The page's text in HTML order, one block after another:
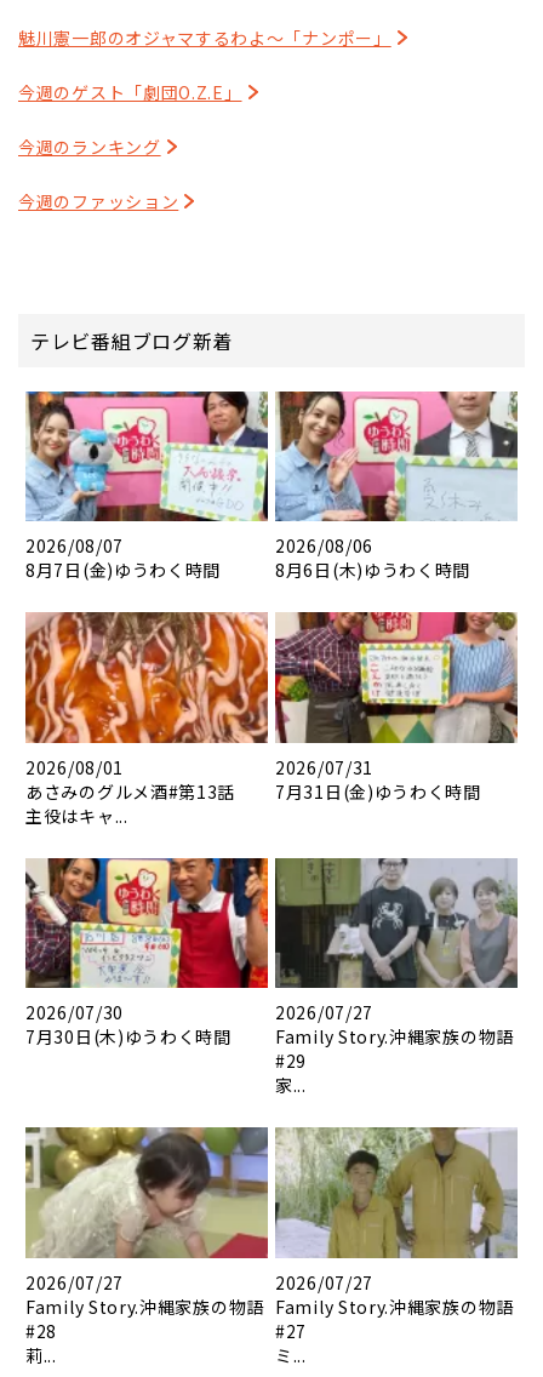
魅川憲一郎のオジャマするわよ～「ナンポー」
今週のゲスト「劇団O.Z.E」
今週のランキング
今週のファッション
テレビ番組ブログ新着
2026/08/07
8月7日(金)ゆうわく時間
2026/08/06
8月6日(木)ゆうわく時間
2026/08/01
あさみのグルメ酒#第13話
主役はキャ...
2026/07/31
7月31日(金)ゆうわく時間
2026/07/30
7月30日(木)ゆうわく時間
2026/07/27
Family Story.沖縄家族の物語
#29
家...
2026/07/27
Family Story.沖縄家族の物語
#28
莉...
2026/07/27
Family Story.沖縄家族の物語
#27
ミ...